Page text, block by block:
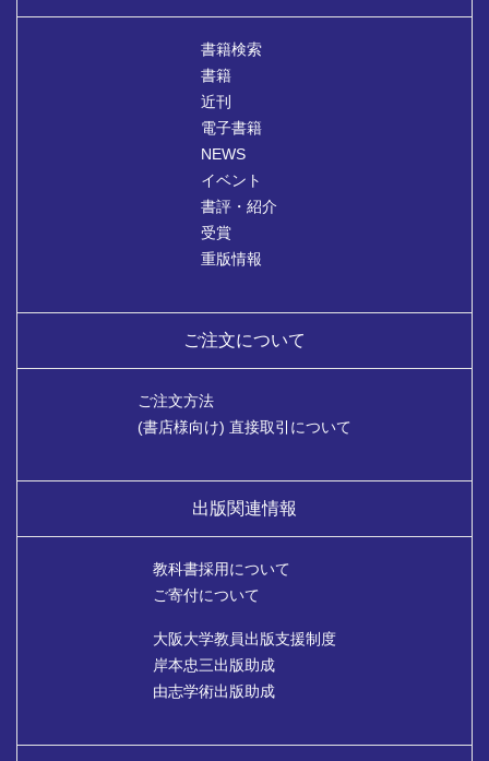
書籍検索
書籍
近刊
電子書籍
NEWS
イベント
書評・紹介
受賞
重版情報
ご注文について
ご注文方法
(書店様向け) 直接取引について
出版関連情報
教科書採用について
ご寄付について
大阪大学教員出版支援制度
岸本忠三出版助成
由志学術出版助成